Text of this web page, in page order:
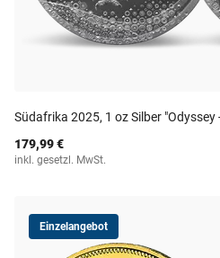
Südafrika 2025, 1 oz Silber "Odyssey
179,99 €
inkl. gesetzl. MwSt.
Einzelangebot